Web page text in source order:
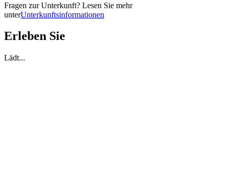
Fragen zur Unterkunft? Lesen Sie mehr
unterUnterkunftsinformationen
Erleben Sie
Lädt...